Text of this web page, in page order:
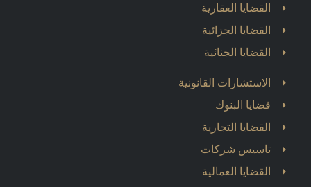
القضايا العقارية
القضايا الجزائية
القضايا الجنائية
الاستشارات القانونية
قضايا البنوك
القضايا التجارية
تاسيس شركات
القضايا العمالية